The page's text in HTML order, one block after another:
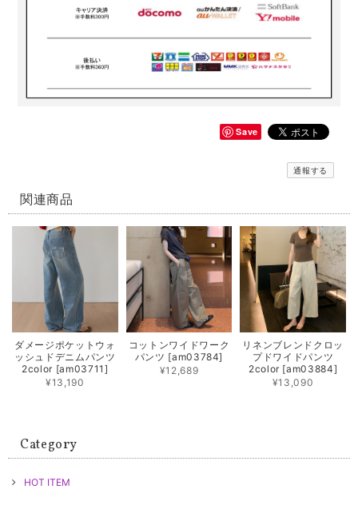
Save
通報する
関連商品
ダメージポケットウォ
ッシュドデニムパンツ
2color [am03711]
¥13,190
コットンワイドワーク
パンツ [am03784]
¥12,689
リネンブレンドクロッ
プドワイドパンツ
2color [am03884]
¥13,090
Category
HOT ITEM